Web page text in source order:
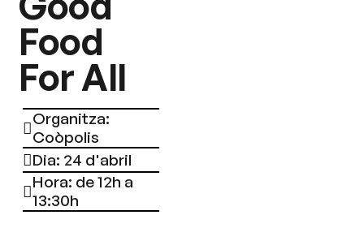
Food
For All
Organitza:
Coòpolis
Dia: 24 d'abril
Hora: de 12h a
13:30h